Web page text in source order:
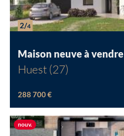
2/4
Maison neuve à vendre
Huest (27)
288 700 €
nouv.Nouvelle offre